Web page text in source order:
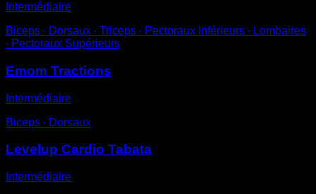
Intermédiaire
Biceps ∙ Dorsaux ∙ Triceps ∙ Pectoraux Inférieurs ∙ Lombaires
∙ Pectoraux Supérieurs
Emom Tractions
Intermédiaire
Biceps ∙ Dorsaux
Levelup Cardio Tabata
Intermédiaire